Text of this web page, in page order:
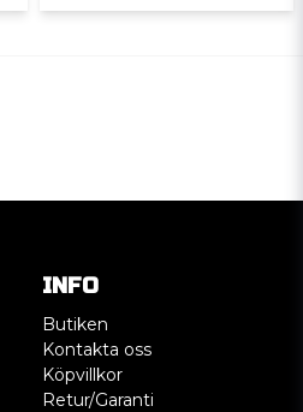
INFO
Butiken
Kontakta oss
Köpvillkor
Retur/Garanti